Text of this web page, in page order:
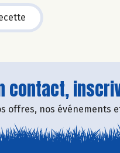
contact,
offres, nos événements